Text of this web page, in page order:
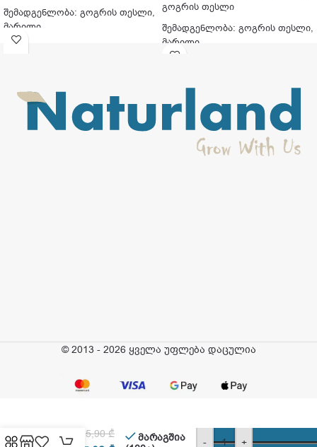
შემადგენლობა: გოგრის თესლი,
მარილი
გოგრის თესლი
შემადგენლობა: გოგრის თესლი,
მარილი
© 2013 - 2026 ყველა უფლება დაცულია
გოგრის
5,90₾
მარაგშია
- +